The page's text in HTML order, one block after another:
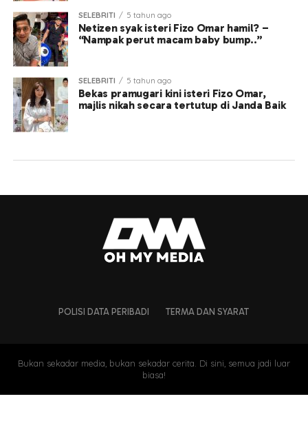
SELEBRITI 5 tahun ago
Netizen syak isteri Fizo Omar hamil? –
“Nampak perut macam baby bump..”
SELEBRITI 5 tahun ago
Bekas pramugari kini isteri Fizo Omar,
majlis nikah secara tertutup di Janda Baik
POLISI DATA PERIBADI TERMA DAN SYARAT
Bukan sekadar media, bukan sekadar cerita. Di sini, semua jadi luar
biasa!